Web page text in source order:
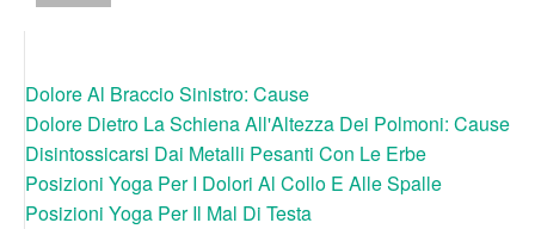
Dolore Al Braccio Sinistro: Cause
Dolore Dietro La Schiena All'Altezza Dei Polmoni: Cause
Disintossicarsi Dai Metalli Pesanti Con Le Erbe
Posizioni Yoga Per I Dolori Al Collo E Alle Spalle
Posizioni Yoga Per Il Mal Di Testa